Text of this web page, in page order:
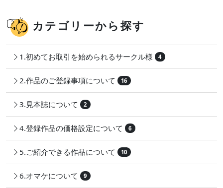
カテゴリーから探す
1.初めてお取引を始められるサークル様 4
2.作品のご登録事項について 16
3.見本誌について 2
4.登録作品の価格設定について 6
5.ご紹介できる作品について 10
6.オマケについて 9